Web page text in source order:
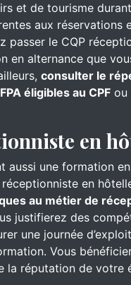
et de tourisme
aux réservations
le CQP
en alternance que
consulter le
éligibles au CPF ou
en
une formation
en
au métier de
justifierez des
une journée
Vous
la réputation de votre